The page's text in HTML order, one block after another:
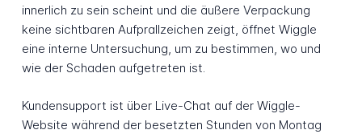
innerlich zu sein scheint und die äußere Verpackung
keine sichtbaren Aufprallzeichen zeigt, öffnet Wiggle
eine interne Untersuchung, um zu bestimmen, wo und
wie der Schaden aufgetreten ist.
Kundensupport ist über Live-Chat auf der Wiggle-
Website während der besetzten Stunden von Montag